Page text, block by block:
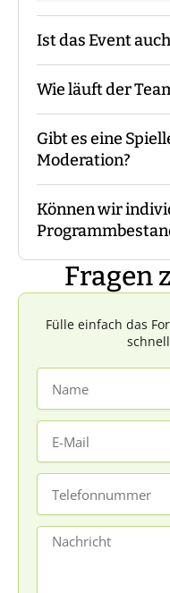
Ist das Event
Wir führen das
Charakters der
Wie läuft der
Der Trainer
zum
Begrüßung und
Materialien und
Während des
Trainer die
zur Verfügung.
Gibt es eine
Moderation?
Bei unserem
Trainer mit
Können wir
Das ist in der
Fragen
Fülle einfach das
Mail
Nachricht